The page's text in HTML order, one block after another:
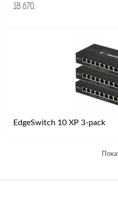
18 670.
EdgeSwitch 10 XP 3-pack